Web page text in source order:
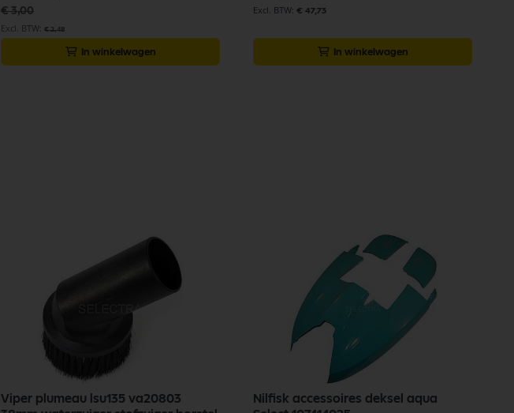
€ 3,00
€ 2,48
In winkelwagen
€ 47,73
In winkelwagen
Viper plumeau lsu135 va20803
Nilfisk accessoires deksel aqua